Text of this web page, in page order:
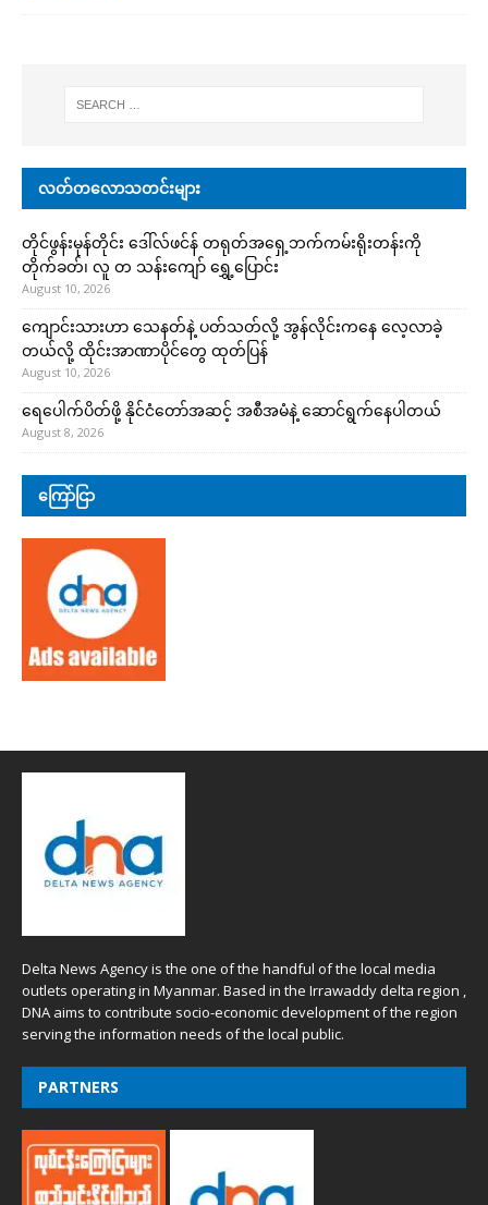
လတ်တလောသတင်းများ
တိုင်ဖွန်းမုန်တိုင်း ဒေါ်လ်ဖင်န် တရုတ်အရှေ့ဘက်ကမ်းရိုးတန်းကို
တိုက်ခတ်၊ လူ တ သန်းကျော် ရွှေ့ပြောင်း
August 10, 2026
ကျောင်းသားဟာ သေနတ်နဲ့ ပတ်သတ်လို့ အွန်လိုင်းကနေ လေ့လာခဲ့
တယ်လို့ ထိုင်းအာဏာပိုင်တွေ ထုတ်ပြန်
August 10, 2026
ရေပေါက်ပိတ်ဖို့ နိုင်ငံတော်အဆင့် အစီအမံနဲ့ ဆောင်ရွက်နေပါတယ်
August 8, 2026
ကြော်ငြာ
Delta News Agency is the one of the handful of the local media
outlets operating in Myanmar. Based in the Irrawaddy delta region ,
DNA aims to contribute socio-economic development of the region
serving the information needs of the local public.
PARTNERS